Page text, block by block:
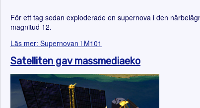
För ett tag sedan exploderade en supernova i den
magnitud 12.
Läs mer: Supernovan i M101
Satelliten gav massmediaeko